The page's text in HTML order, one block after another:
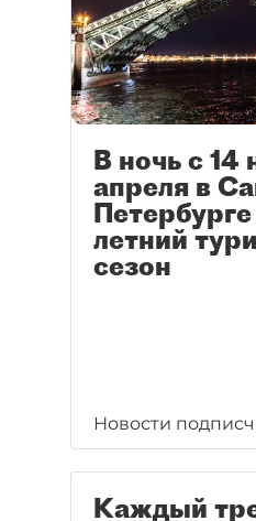
В ночь с 14
апреля в
летний
сезон
Новости
Каждый